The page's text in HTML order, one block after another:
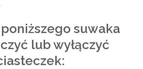
suwaka
lub wyłączyć